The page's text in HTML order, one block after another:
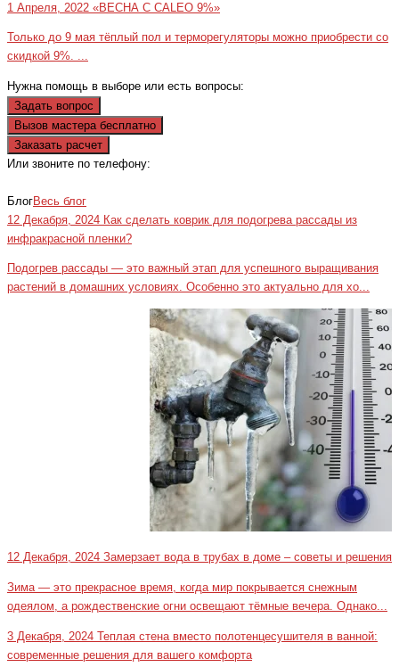
1 Апреля, 2022 «ВЕСНА С CALEO 9%»
Только до 9 мая тёплый пол и терморегуляторы можно приобрести со
скидкой 9%. ...
Нужна помощь в выборе или есть вопросы:
Задать вопрос
Вызов мастера бесплатно
Заказать расчет
Или звоните по телефону:
БлогВесь блог
12 Декабря, 2024 Как сделать коврик для подогрева рассады из
инфракрасной пленки?
Подогрев рассады — это важный этап для успешного выращивания
растений в домашних условиях. Особенно это актуально для хо...
12 Декабря, 2024 Замерзает вода в трубах в доме – советы и решения
Зима — это прекрасное время, когда мир покрывается снежным
одеялом, а рождественские огни освещают тёмные вечера. Однако...
3 Декабря, 2024 Теплая стена вместо полотенцесушителя в ванной:
современные решения для вашего комфорта